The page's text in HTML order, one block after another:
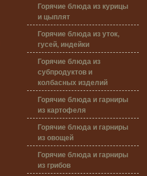
Горячие блюда из курицы
и цыплят
Горячие блюда из уток,
гусей, индейки
Горячие блюда из
субпродуктов и
колбасных изделий
Горячие блюда и гарниры
из картофеля
Горячие блюда и гарниры
из овощей
Горячие блюда и гарниры
из грибов